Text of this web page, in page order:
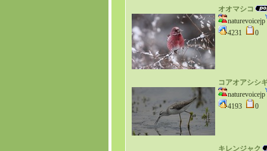
オオマシコ
naturevoicejp
4231
0
コアオアシシ
naturevoicejp
4193
0
キレンジャク